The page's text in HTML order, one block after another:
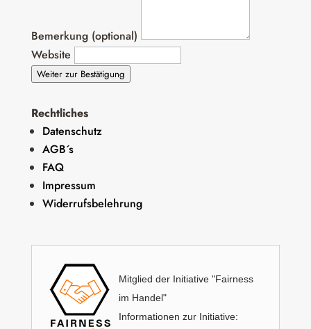
Bemerkung (optional)
Website
Weiter zur Bestätigung
Rechtliches
Datenschutz
AGB´s
FAQ
Impressum
Widerrufsbelehrung
Mitglied der Initiative "Fairness
im Handel"
Informationen zur Initiative: